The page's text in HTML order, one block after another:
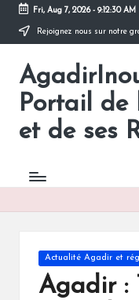
Skip
content
Fri, Aug 7, 2026- 9:12:31 AM
Rejoignez nous sur notre
Portail
et de ses
Toute
l'actualité
ville
en
un
Posted
Actualité Agadir et
Agadir :